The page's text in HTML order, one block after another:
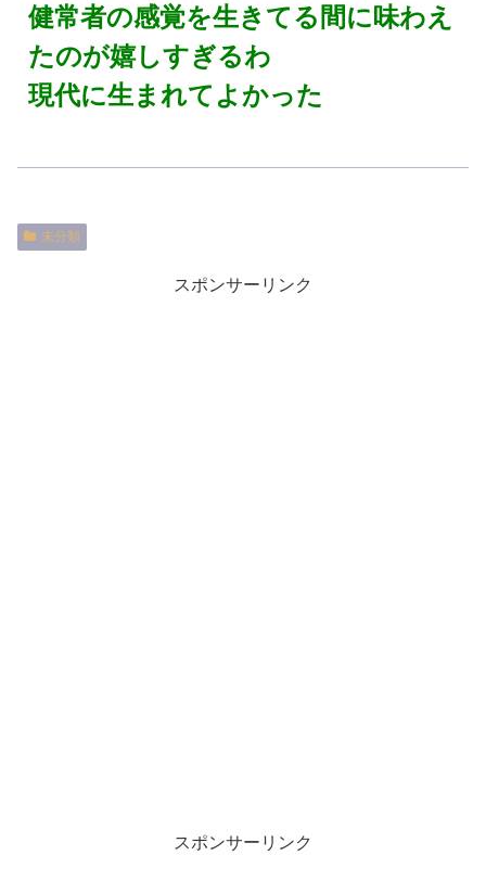
健常者の感覚を生きてる間に味わえ
たのが嬉しすぎるわ
現代に生まれてよかった
未分類
スポンサーリンク
スポンサーリンク